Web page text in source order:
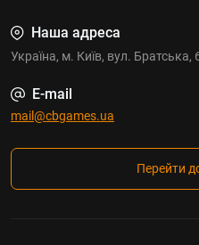
Наша адреса
Україна, м. Київ, вул.
E-mail
mail@cbgames.ua
Перейти